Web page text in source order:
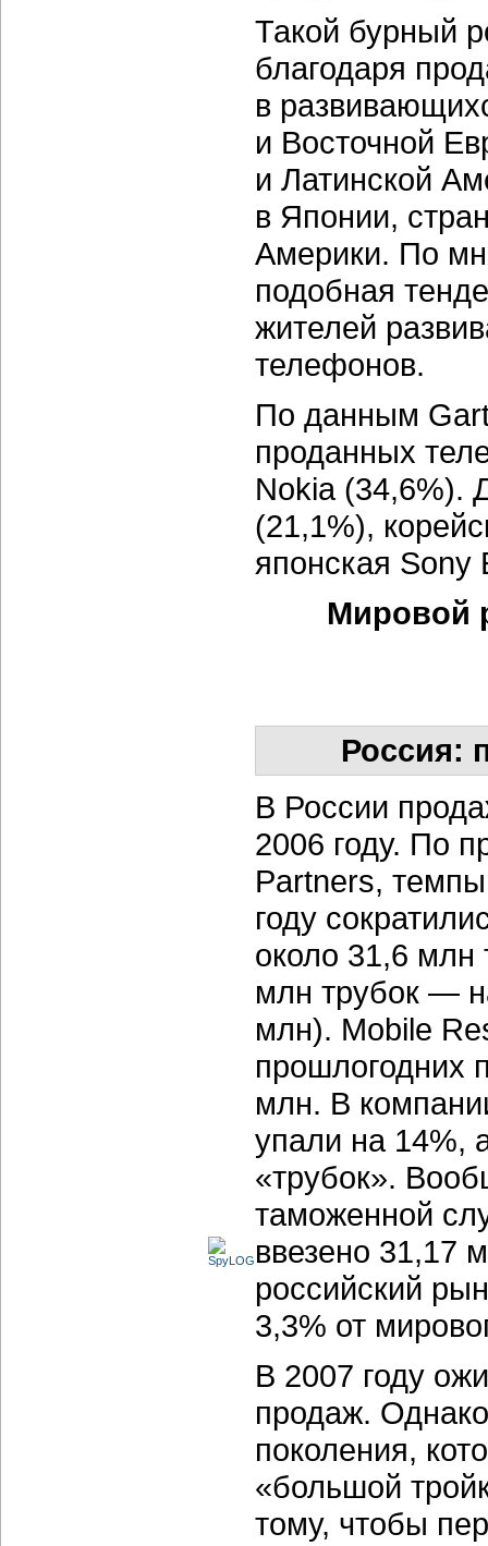
Такой бурный
благодаря
в
и Восточной
и Латинской
в Японии,
Америки. По
подобная
жителей
телефонов.
По данным
проданных
Nokia (34,6%).
(21,1%),
японская Sony
Мировой
Россия:
В России
2006 году. По
Partners,
году
около 31,6
млн трубок —
млн). Mobile
прошлогодних
млн. В
упали на 14%,
«трубок».
таможенной
ввезено 31,17
российский
3,3% от
В 2007 году
продаж.
поколения,
«большой
тому, чтобы